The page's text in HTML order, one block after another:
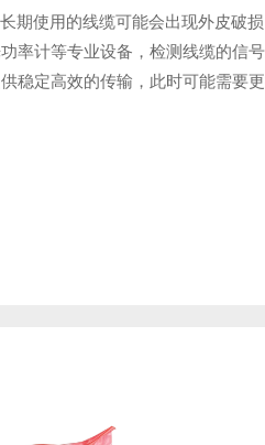
期使用的线缆可能会出现外皮破
率计等专业设备，检测线缆的信
稳定高效的传输，此时可能需要